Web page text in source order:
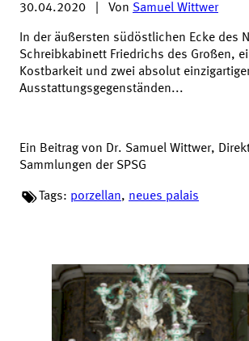
30.04.2020 Von Samuel Wittwer
In der äußersten südöstlichen Ecke des
Schreibkabinett Friedrichs des Großen,
Kostbarkeit und zwei absolut
Ausstattungsgegenständen...
Ein Beitrag von Dr. Samuel Wittwer,
Sammlungen der SPSG
Tags: porzellan, neues palais